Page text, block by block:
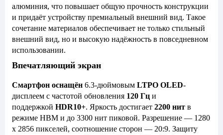
алюминия, что повышает общую прочность конструкции
и придаёт устройству премиальный внешний вид. Такое
сочетание материалов обеспечивает не только стильный
внешний вид, но и высокую надёжность в повседневном
использовании.
Впечатляющий экран
Смартфон оснащён 6.3-дюймовым LTPO OLED-
дисплеем с частотой обновления 120 Гц и
поддержкой HDR10+. Яркость достигает 2200 нит в
режиме HBM и до 3300 нит пиковой. Разрешение — 1280
x 2856 пикселей, соотношение сторон — 20:9. Защиту